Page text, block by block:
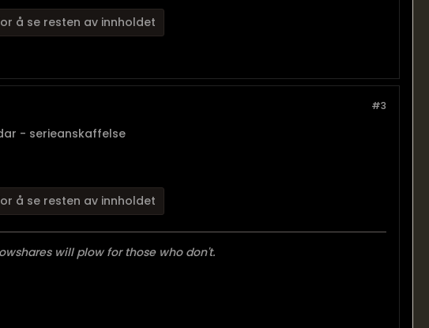
å se resten av innholdet
#3
- serieanskaffelse
å se resten av innholdet
will plow for those who don't.